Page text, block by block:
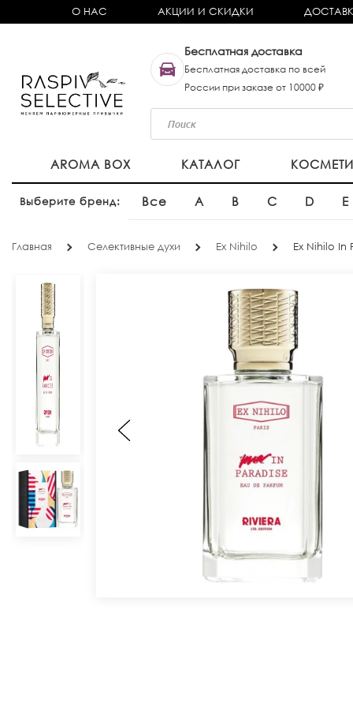
О НАС АКЦИИ И СКИДКИ
Бесплатная доставка
Бесплатная доставка по всей
России при заказе от 10000 ₽
AROMA BOX КАТАЛОГ
Выберите бренд: Все A B C D E
Главная Селективные духи Ex Nihilo Ex Nihilo In